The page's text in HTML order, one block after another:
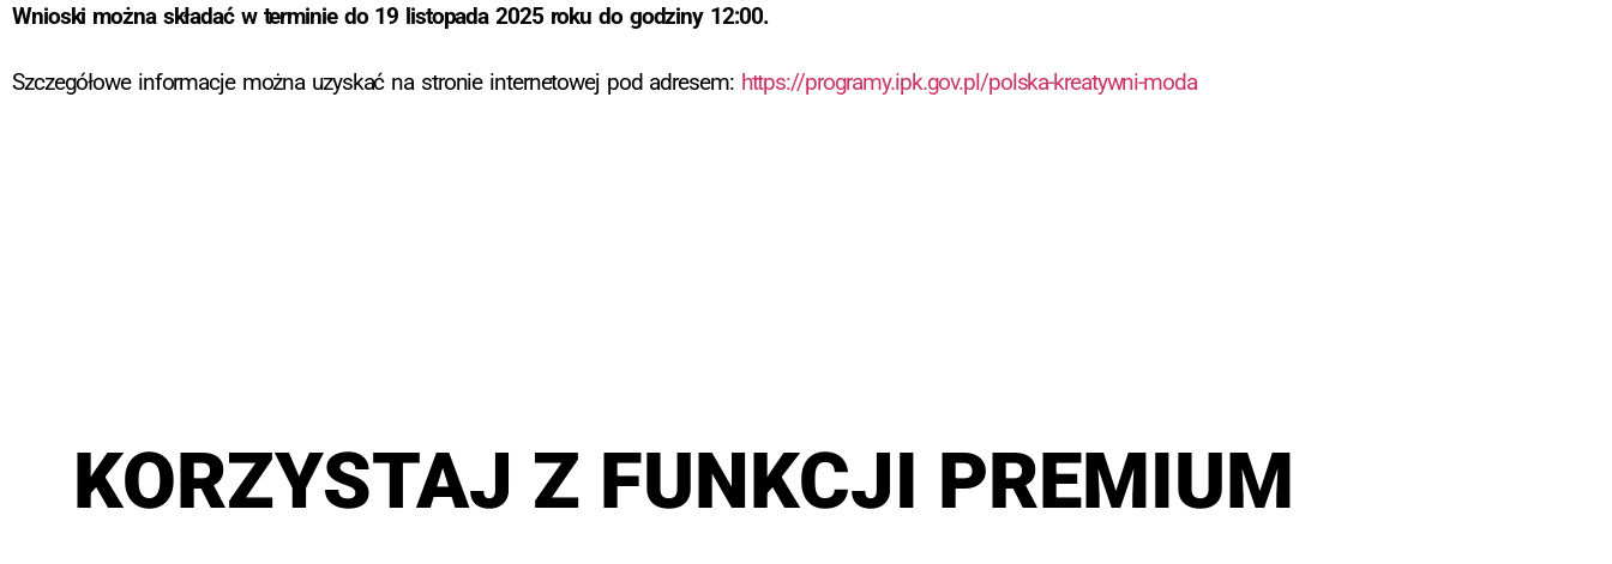
Wnioski można składać w terminie do 19 listopada 2025 roku do godziny 12:00.
Szczegółowe informacje można uzyskać na stronie internetowej pod adresem: https://programy.ipk.gov.pl/polska-kreatywni-moda
KORZYSTAJ Z FUNKCJI PREMIUM